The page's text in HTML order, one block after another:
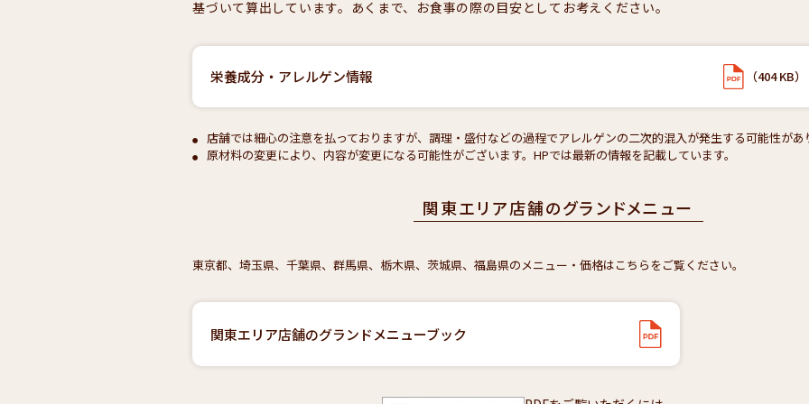
基づいて算出しています。あくまで、お食事の際の目安としてお考えください。
栄養成分・アレルゲン情報 （404 KB）
店舗では細心の注意を払っておりますが、調理・盛付などの過程でアレルゲンの二次的混入が発生する可能性があ
原材料の変更により、内容が変更になる可能性がございます。HPでは最新の情報を記載しています。
関東エリア店舗のグランドメニュー
東京都、埼玉県、千葉県、群馬県、栃木県、茨城県、福島県のメニュー・価格はこちらをご覧ください。
関東エリア店舗のグランドメニューブック